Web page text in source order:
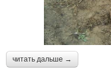
читать дальше →